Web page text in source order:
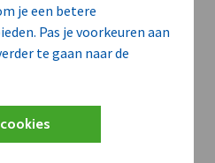
je een betere
Pas je voorkeuren aan
te gaan naar de
een